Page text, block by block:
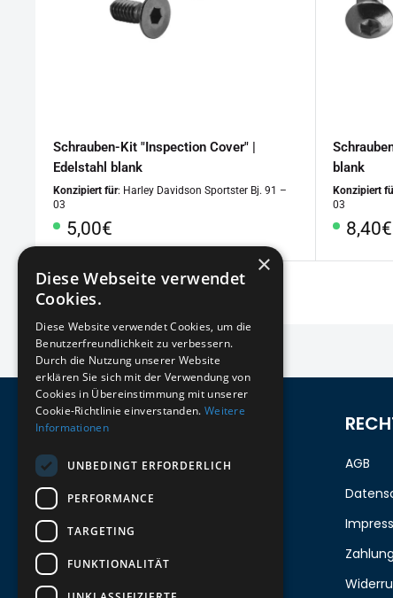
Schrauben-Kit "Inspection Cover" |
Edelstahl blank
Konzipiert für: Harley Davidson Sportster Bj. 91 –
03
Sonderpreis
5,00€
blank
Konzipiert
03
8,40€
ZUM NEWSLETTER ANMELDEN
Melde dich jetzt zum Newsletter an
und erhalte 5%
Bestellung.
Deine Email
AGB
×
Diese Webseite verwendet
Cookies.
Diese Website verwendet Cookies, um die
Benutzerfreundlichkeit zu verbessern.
Durch die Nutzung unserer Website
erklären Sie sich mit der Verwendung von
Cookies in Übereinstimmung mit unserer
Cookie-Richtlinie einverstanden. Weitere
Informationen
UNBEDINGT ERFORDERLICH
PERFORMANCE
TARGETING
FUNKTIONALITÄT